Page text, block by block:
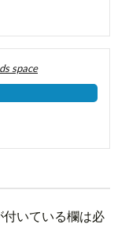
space
付いている欄は必